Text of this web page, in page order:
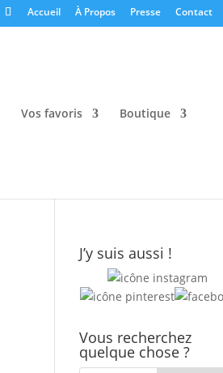
Accueil À Propos Presse Contact
Vos favoris Boutique
J’y suis aussi !
Vous recherchez
quelque chose ?